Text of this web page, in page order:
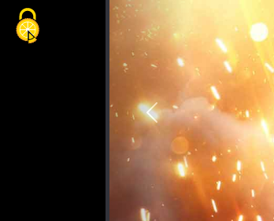
vorheriges
Cookie-Einstellungen